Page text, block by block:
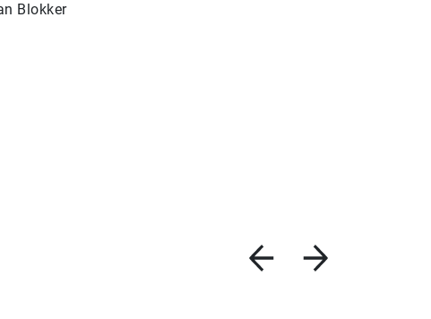
Blokker